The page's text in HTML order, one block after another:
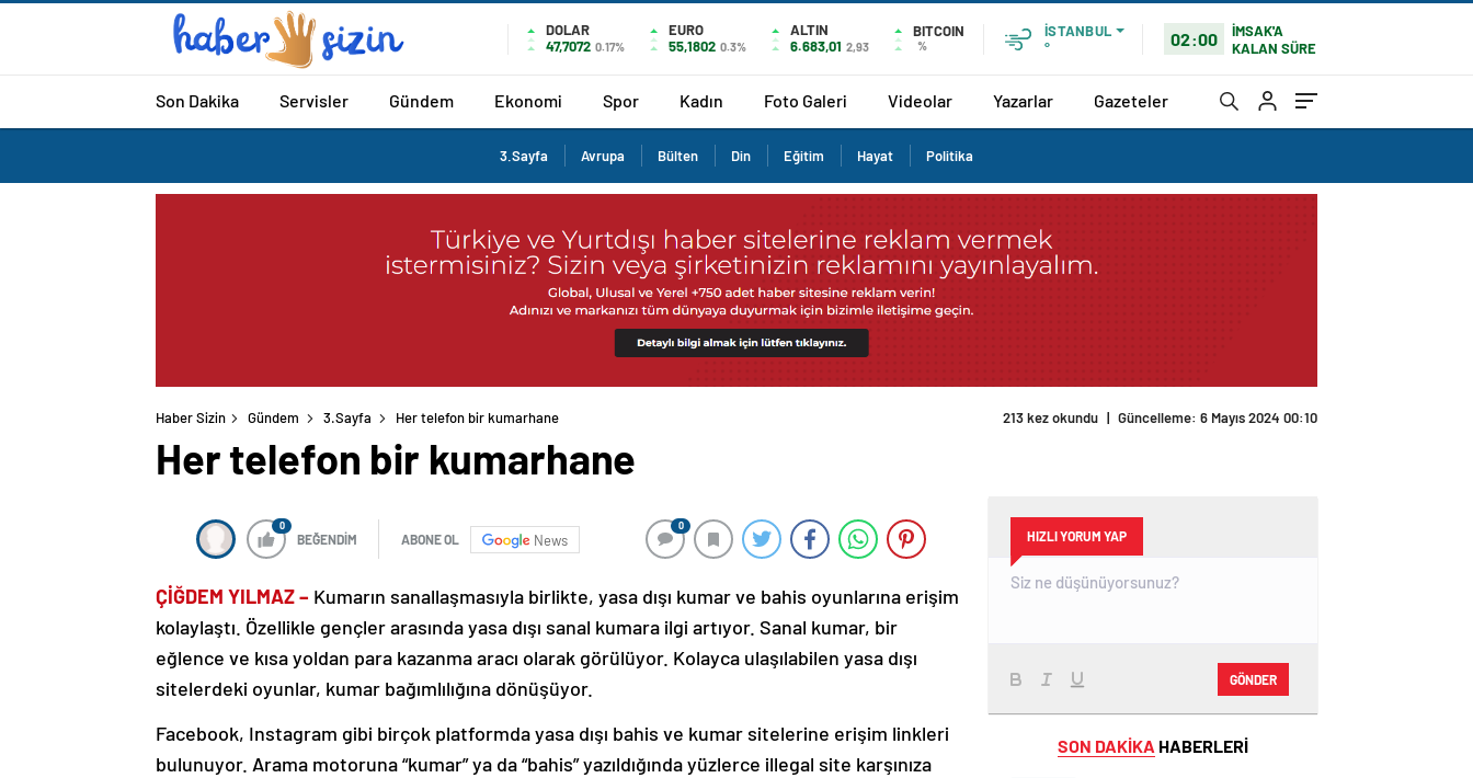
DOLAR
47,7072 0.17%
EURO
55,1802 0.3%
ALTIN
6.683,01 2,93
BITCOIN
%
İSTANBUL
°
02:00
İMSAK'A
KALAN SÜRE
Son Dakika Servisler Gündem Ekonomi Spor Kadın Foto Galeri Videolar Yazarlar Gazeteler
3.Sayfa Avrupa Bülten Din Eğitim Hayat Politika
Haber Sizin Gündem 3.Sayfa Her telefon bir kumarhane 213 kez okundu | Güncelleme: 6 Mayıs 2024 00:10
Her telefon bir kumarhane
0
BEĞENDİM ABONE OL News
0
ÇİĞDEM YILMAZ– Kumarın sanallaşmasıyla birlikte, yasa dışı kumar ve bahis oyunlarına erişim
kolaylaştı. Özellikle gençler arasında yasa dışı sanal kumara ilgi artıyor. Sanal kumar, bir
eğlence ve kısa yoldan para kazanma aracı olarak görülüyor. Kolayca ulaşılabilen yasa dışı
sitelerdeki oyunlar, kumar bağımlılığına dönüşüyor.
Facebook, Instagram gibi birçok platformda yasa dışı bahis ve kumar sitelerine erişim linkleri
bulunuyor. Arama motoruna “kumar” ya da “bahis” yazıldığında yüzlerce illegal site karşınıza
HIZLI YORUM YAP
GÖNDER
SON DAKİKA HABERLERİ